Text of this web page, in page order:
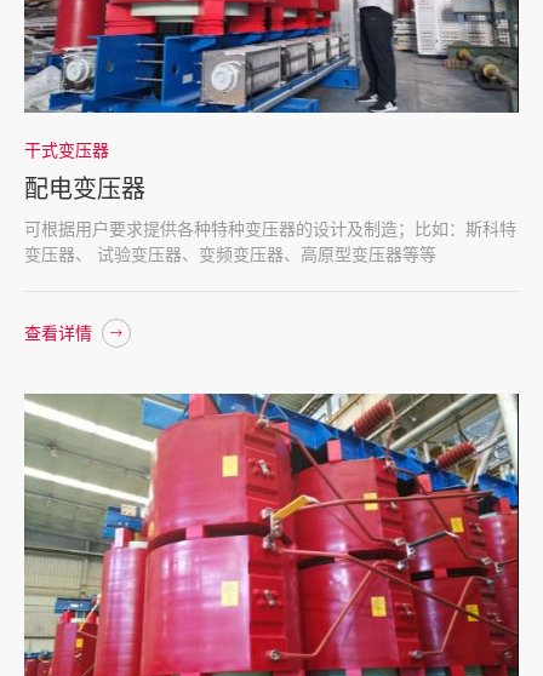
干式变压器
配电变压器
可根据用户要求提供各种特种变压器的设计及制造；比如：斯科特
变压器、 试验变压器、变频变压器、高原型变压器等等
查看详情